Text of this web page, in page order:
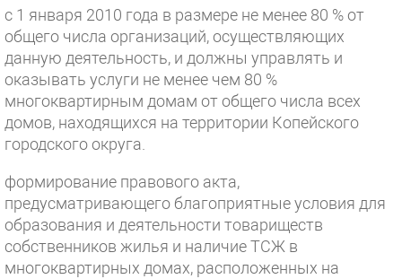
с 1 января 2010 года в размере не менее 80 % от
общего числа организаций, осуществляющих
данную деятельность, и должны управлять и
оказывать услуги не менее чем 80 %
многоквартирным домам от общего числа всех
домов, находящихся на территории Копейского
городского округа.
формирование правового акта,
предусматривающего благоприятные условия для
образования и деятельности товариществ
собственников жилья и наличие ТСЖ в
многоквартирных домах, расположенных на